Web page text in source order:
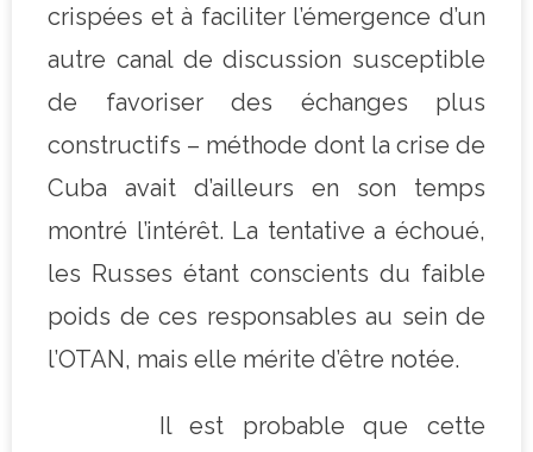
crispées et à faciliter l’émergence d’un
autre canal de discussion susceptible
de favoriser des échanges plus
constructifs – méthode dont la crise de
Cuba avait d’ailleurs en son temps
montré l’intérêt. La tentative a échoué,
les Russes étant conscients du faible
poids de ces responsables au sein de
l’OTAN, mais elle mérite d’être notée.
Il est probable que cette